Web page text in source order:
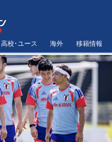
高校･ユース 海外 移籍情報